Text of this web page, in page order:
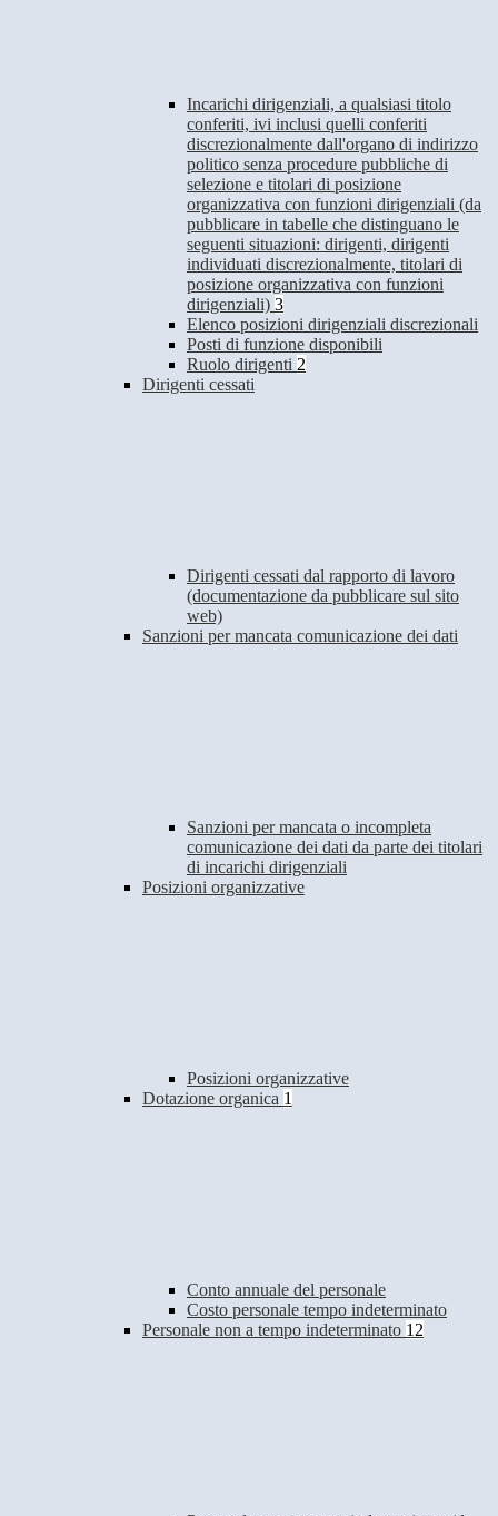
Incarichi dirigenziali, a qualsiasi titolo
conferiti, ivi inclusi quelli conferiti
discrezionalmente dall'organo di indirizzo
politico senza procedure pubbliche di
selezione e titolari di posizione
organizzativa con funzioni dirigenziali (da
pubblicare in tabelle che distinguano le
seguenti situazioni: dirigenti, dirigenti
individuati discrezionalmente, titolari di
posizione organizzativa con funzioni
dirigenziali) 3
Elenco posizioni dirigenziali discrezionali
Posti di funzione disponibili
Ruolo dirigenti 2
Dirigenti cessati
Dirigenti cessati dal rapporto di lavoro
(documentazione da pubblicare sul sito
web)
Sanzioni per mancata comunicazione dei dati
Sanzioni per mancata o incompleta
comunicazione dei dati da parte dei titolari
di incarichi dirigenziali
Posizioni organizzative
Posizioni organizzative
Dotazione organica 1
Conto annuale del personale
Costo personale tempo indeterminato
Personale non a tempo indeterminato 12